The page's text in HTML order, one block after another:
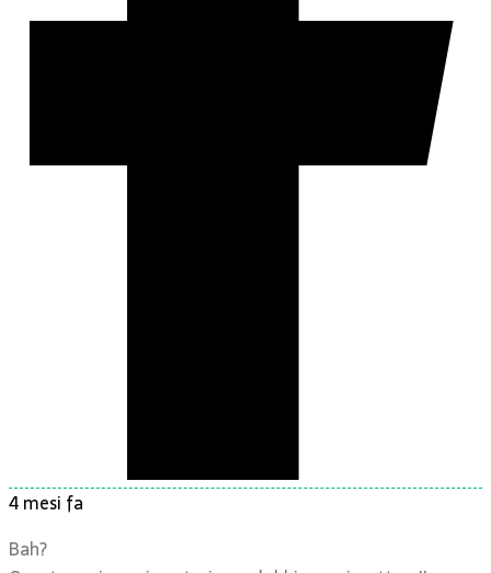
4 mesi fa
Bah?